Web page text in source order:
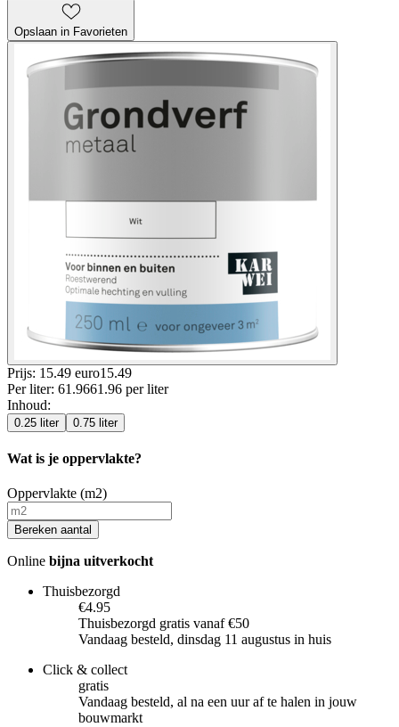
Opslaan in Favorieten
Prijs: 15.49 euro15.49
Per liter: 61.9661.96 per liter
Inhoud:
0.25 liter 0.75 liter
Wat is je oppervlakte?
Oppervlakte (m2)
Bereken aantal
Online bijna uitverkocht
Thuisbezorgd
€4.95
Thuisbezorgd gratis vanaf €50
Vandaag besteld, dinsdag 11 augustus in huis
Click & collect
gratis
Vandaag besteld, al na een uur af te halen in jouw
bouwmarkt